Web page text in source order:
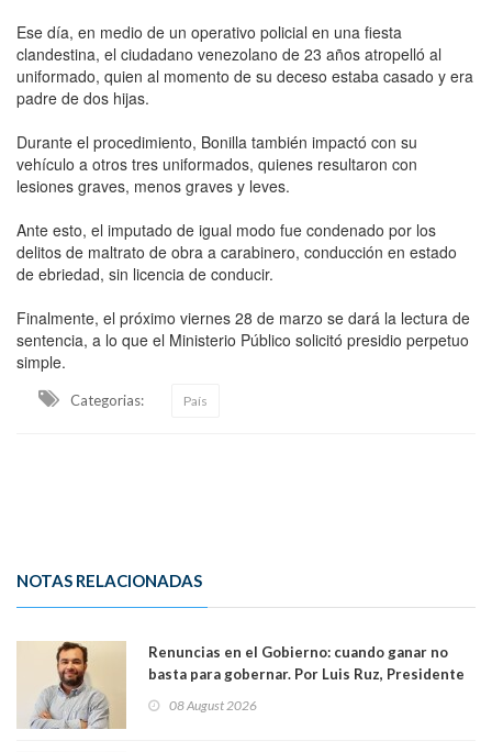
Ese día, en medio de un operativo policial en una fiesta
clandestina, el ciudadano venezolano de 23 años atropelló al
uniformado, quien al momento de su deceso estaba casado y era
padre de dos hijas.
Durante el procedimiento, Bonilla también impactó con su
vehículo a otros tres uniformados, quienes resultaron con
lesiones graves, menos graves y leves.
Ante esto, el imputado de igual modo fue condenado por los
delitos de maltrato de obra a carabinero, conducción en estado
de ebriedad, sin licencia de conducir.
Finalmente, el próximo viernes 28 de marzo se dará la lectura de
sentencia, a lo que el Ministerio Público solicitó presidio perpetuo
simple.
Categorias: País
NOTAS RELACIONADAS
Renuncias en el Gobierno: cuando ganar no
basta para gobernar. Por Luis Ruz, Presidente
08 August 2026